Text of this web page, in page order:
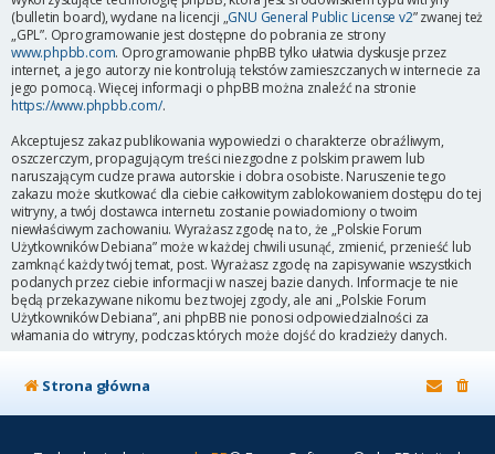
(bulletin board), wydane na licencji „GNU General Public License v2” zwanej też
„GPL”. Oprogramowanie jest dostępne do pobrania ze strony
www.phpbb.com. Oprogramowanie phpBB tylko ułatwia dyskusje przez
internet, a jego autorzy nie kontrolują tekstów zamieszczanych w internecie za
jego pomocą. Więcej informacji o phpBB można znaleźć na stronie
https://www.phpbb.com/.
Akceptujesz zakaz publikowania wypowiedzi o charakterze obraźliwym,
oszczerczym, propagującym treści niezgodne z polskim prawem lub
naruszającym cudze prawa autorskie i dobra osobiste. Naruszenie tego
zakazu może skutkować dla ciebie całkowitym zablokowaniem dostępu do tej
witryny, a twój dostawca internetu zostanie powiadomiony o twoim
niewłaściwym zachowaniu. Wyrażasz zgodę na to, że „Polskie Forum
Użytkowników Debiana” może w każdej chwili usunąć, zmienić, przenieść lub
zamknąć każdy twój temat, post. Wyrażasz zgodę na zapisywanie wszystkich
podanych przez ciebie informacji w naszej bazie danych. Informacje te nie
będą przekazywane nikomu bez twojej zgody, ale ani „Polskie Forum
Użytkowników Debiana”, ani phpBB nie ponosi odpowiedzialności za
włamania do witryny, podczas których może dojść do kradzieży danych.
Strona główna